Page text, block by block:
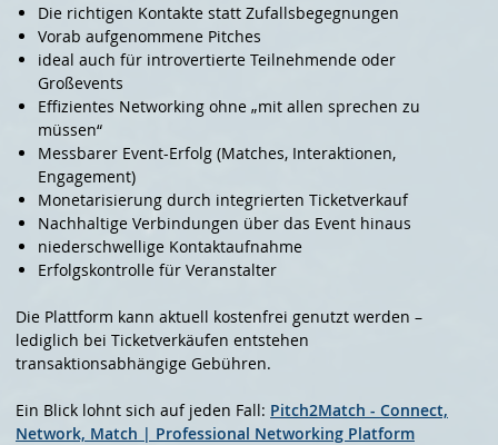
Die richtigen Kontakte statt Zufallsbegegnungen
Vorab aufgenommene Pitches
ideal auch für introvertierte Teilnehmende oder
Großevents
Effizientes Networking ohne „mit allen sprechen zu
müssen“
Messbarer Event-Erfolg (Matches, Interaktionen,
Engagement)
Monetarisierung durch integrierten Ticketverkauf
Nachhaltige Verbindungen über das Event hinaus
niederschwellige Kontaktaufnahme
Erfolgskontrolle für Veranstalter
Die Plattform kann aktuell kostenfrei genutzt werden –
lediglich bei Ticketverkäufen entstehen
transaktionsabhängige Gebühren.
Ein Blick lohnt sich auf jeden Fall: Pitch2Match - Connect,
Network, Match | Professional Networking Platform